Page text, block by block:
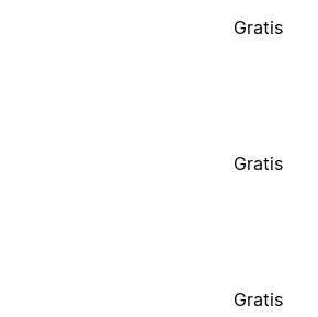
Gratis
Gratis
Gratis